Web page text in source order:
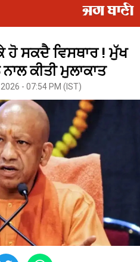
ਹੋ ਸਕਦੈ ਵਿਸਥਾਰ ! ਮੁੱਖ
ਕੀਤੀ ਮੁਲਾਕਾਤ
- 07:54 PM (IST)